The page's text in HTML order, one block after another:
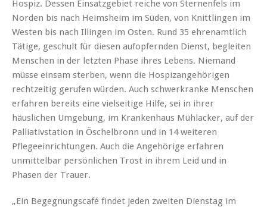
Hospiz. Dessen Einsatzgebiet reiche von Sternenfels im
Norden bis nach Heimsheim im Süden, von Knittlingen im
Westen bis nach Illingen im Osten. Rund 35 ehrenamtlich
Tätige, geschult für diesen aufopfernden Dienst, begleiten
Menschen in der letzten Phase ihres Lebens. Niemand
müsse einsam sterben, wenn die Hospizangehörigen
rechtzeitig gerufen würden. Auch schwerkranke Menschen
erfahren bereits eine vielseitige Hilfe, sei in ihrer
häuslichen Umgebung, im Krankenhaus Mühlacker, auf der
Palliativstation in Öschelbronn und in 14 weiteren
Pflegeeinrichtungen. Auch die Angehörige erfahren
unmittelbar persönlichen Trost in ihrem Leid und in
Phasen der Trauer.
„Ein Begegnungscafé findet jeden zweiten Dienstag im